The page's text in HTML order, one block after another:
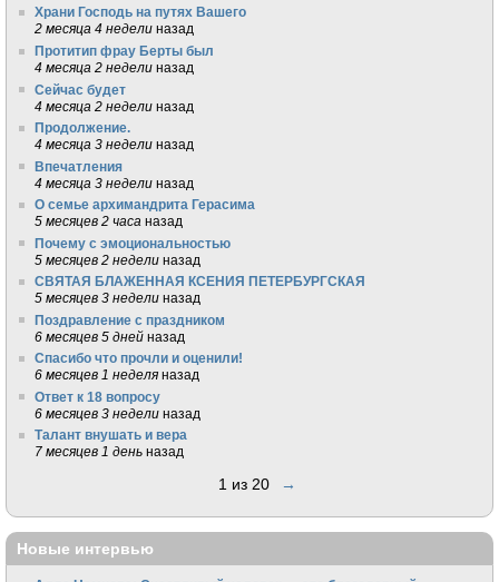
Храни Господь на путях Вашего
2 месяца 4 недели назад
Протитип фрау Берты был
4 месяца 2 недели назад
Сейчас будет
4 месяца 2 недели назад
Продолжение.
4 месяца 3 недели назад
Впечатления
4 месяца 3 недели назад
О семье архимандрита Герасима
5 месяцев 2 часа назад
Почему с эмоциональностью
5 месяцев 2 недели назад
СВЯТАЯ БЛАЖЕННАЯ КСЕНИЯ ПЕТЕРБУРГСКАЯ
5 месяцев 3 недели назад
Поздравление с праздником
6 месяцев 5 дней назад
Спасибо что прочли и оценили!
6 месяцев 1 неделя назад
Ответ к 18 вопросу
6 месяцев 3 недели назад
Талант внушать и вера
7 месяцев 1 день назад
1 из 20 →
Новые интервью